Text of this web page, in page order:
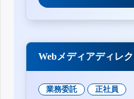
Webメディアディレ
業務委託 正社員